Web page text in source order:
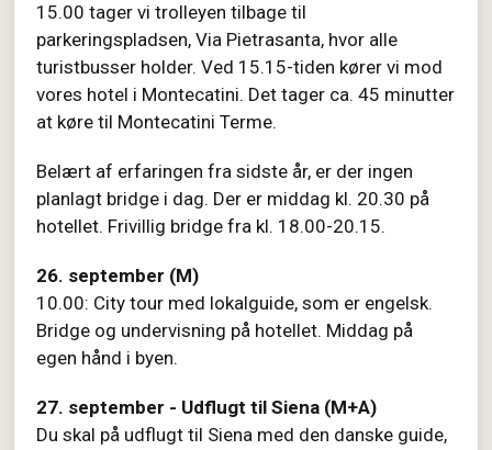
15.00 tager vi trolleyen tilbage til
parkeringspladsen,Via Pietrasanta, hvor alle
turistbusser holder. Ved 15.15-tiden kører vi mod
vores hotel i Montecatini. Det tager ca. 45 minutter
at køre til Montecatini Terme.
Belært af erfaringen fra sidste år, er der ingen
planlagt bridge i dag. Der er middag kl. 20.30 på
hotellet. Frivillig bridge fra kl. 18.00-20.15.
26. september (M)
10.00: City tour med lokalguide, som er engelsk.
Bridge og undervisning på hotellet. Middag på
egen hånd i byen.
27. september - Udflugt til Siena (M+A)
Du skal på udflugt til Siena med den danske guide,